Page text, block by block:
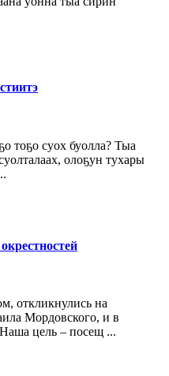
тоҕо суох буолла? Тыа
олоҕун тухары
откликнулись на
Мордовского, и в
цель – посещ ...